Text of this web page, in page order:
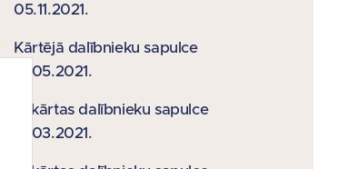
05.11.2021.
Kārtējā dalībnieku sapulce
31.05.2021.
Ārkārtas dalībnieku sapulce
17.03.2021.